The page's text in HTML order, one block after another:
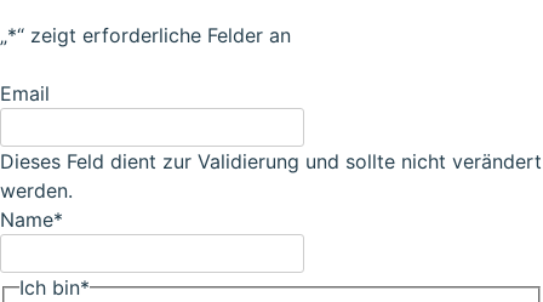
„*“ zeigt erforderliche Felder an
Email
Dieses Feld dient zur Validierung und sollte nicht verändert
werden.
Name*
Ich bin*